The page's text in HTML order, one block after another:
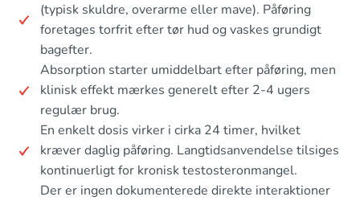
(typisk skuldre, overarme eller mave). Påføring
foretages torfrit efter tør hud og vaskes grundigt
bagefter.
Absorption starter umiddelbart efter påføring, men
klinisk effekt mærkes generelt efter 2-4 ugers
regulær brug.
En enkelt dosis virker i cirka 24 timer, hvilket
kræver daglig påføring. Langtidsanvendelse tilsiges
kontinuerligt for kronisk testosteronmangel.
Der er ingen dokumenterede direkte interaktioner